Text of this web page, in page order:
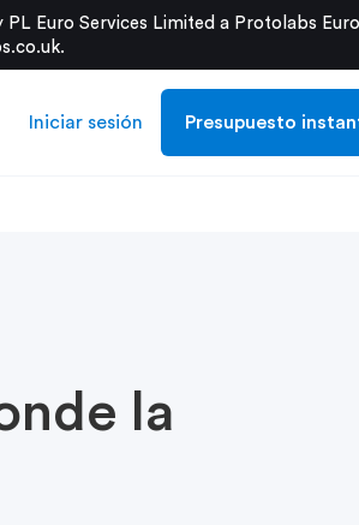
Euro Services Limited a Protolabs
.
Iniciar sesión Presupuesto
la